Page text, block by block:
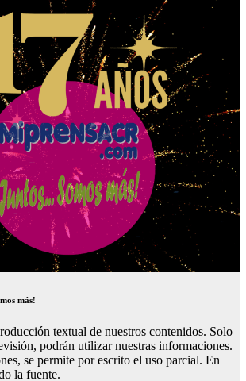
más!
textual de nuestros contenidos. Solo
podrán utilizar nuestras informaciones.
se permite por escrito el uso parcial. En
la fuente.